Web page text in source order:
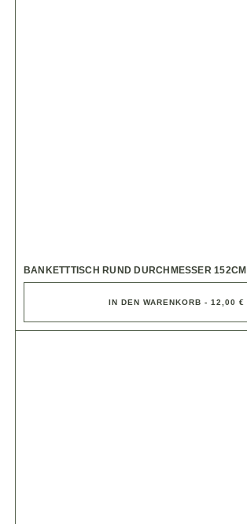
BANKETTTISCH RUND DURCHMESSER 152CM
IN DEN WARENKORB - 12,00 €